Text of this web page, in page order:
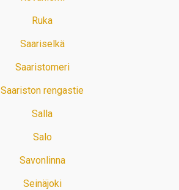
Ruka
Saariselkä
Saaristomeri
Saariston rengastie
Salla
Salo
Savonlinna
Seinäjoki